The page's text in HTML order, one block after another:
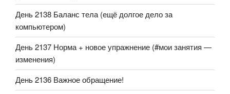
День 2138 Баланс тела (ещё долгое дело за
компьютером)
День 2137 Норма + новое упражнение (#мои занятия —
изменения)
День 2136 Важное обращение!